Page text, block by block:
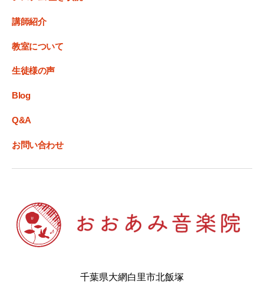
講師紹介
教室について
生徒様の声
Blog
Q&A
お問い合わせ
千葉県大網白里市北飯塚